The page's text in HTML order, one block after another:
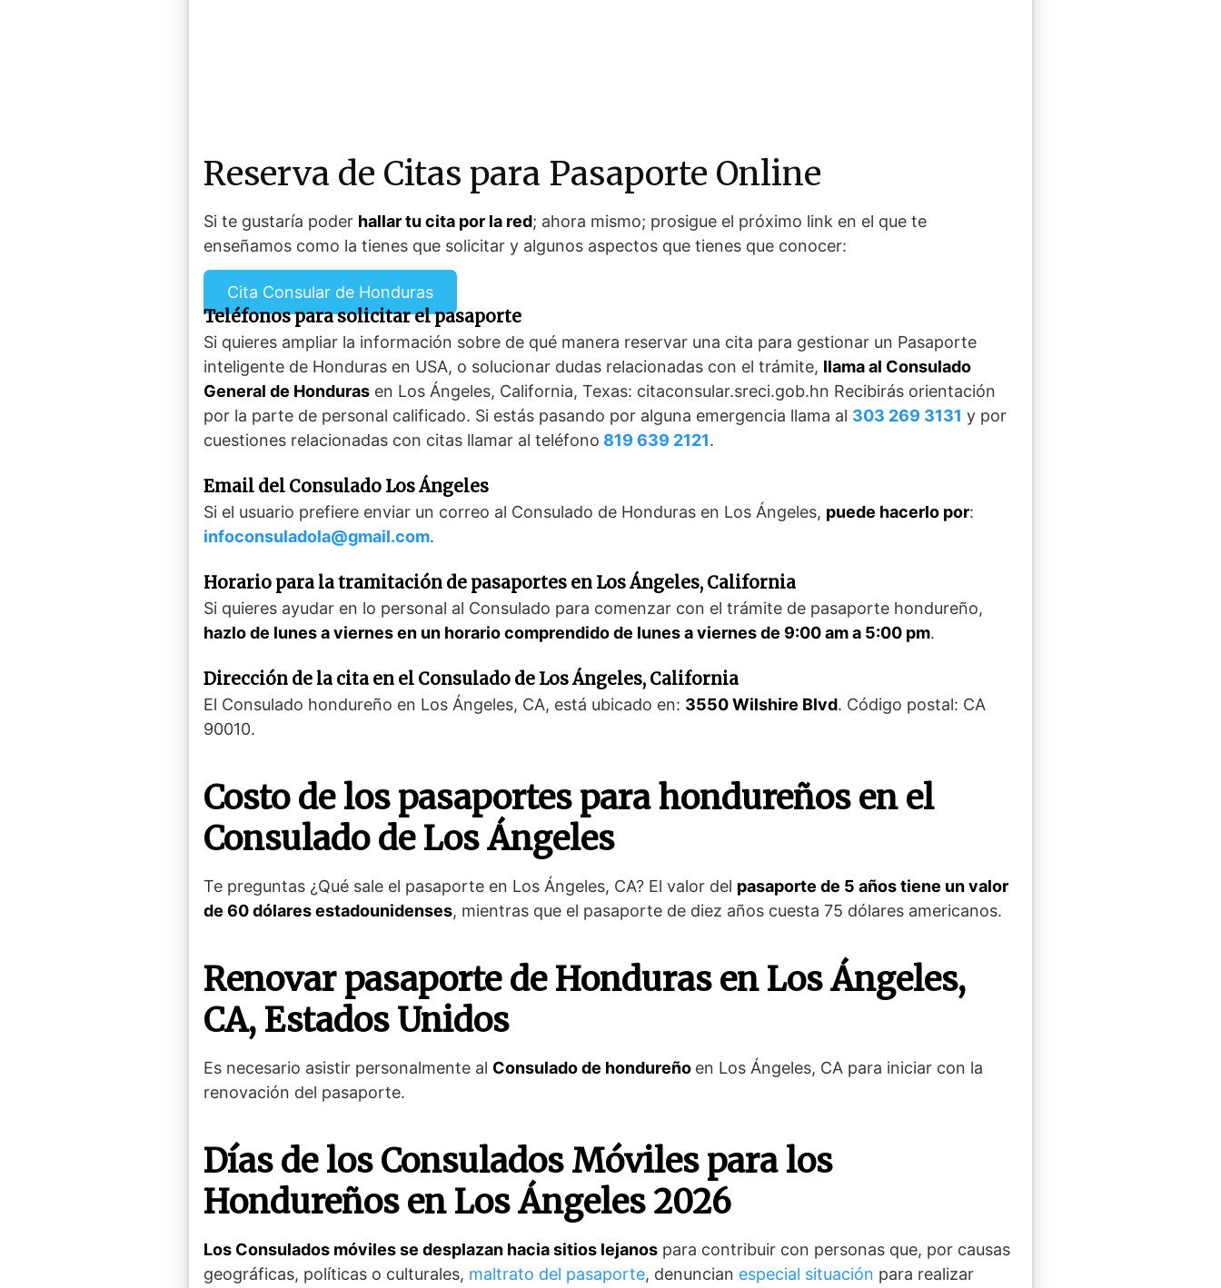
Reserva de Citas para Pasaporte Online
Si te gustaría poder hallar tu cita por la red; ahora mismo; prosigue el próximo link en el que te
enseñamos como la tienes que solicitar y algunos aspectos que tienes que conocer:
Cita Consular de Honduras
Teléfonos para solicitar el pasaporte
Si quieres ampliar la información sobre de qué manera reservar una cita para gestionar un Pasaporte
inteligente de Honduras en USA, o solucionar dudas relacionadas con el trámite, llama al Consulado
General de Honduras en Los Ángeles, California, Texas: citaconsular.sreci.gob.hn Recibirás orientación
por la parte de personal calificado. Si estás pasando por alguna emergencia llama al 303 269 3131 y por
cuestiones relacionadas con citas llamar al teléfono 819 639 2121.
Email del Consulado Los Ángeles
Si el usuario prefiere enviar un correo al Consulado de Honduras en Los Ángeles, puede hacerlo por:
infoconsuladola@gmail.com.
Horario para la tramitación de pasaportes en Los Ángeles, California
Si quieres ayudar en lo personal al Consulado para comenzar con el trámite de pasaporte hondureño,
hazlo de lunes a viernes en un horario comprendido de lunes a viernes de 9:00 am a 5:00 pm.
Dirección de la cita en el Consulado de Los Ángeles, California
El Consulado hondureño en Los Ángeles, CA, está ubicado en: 3550 Wilshire Blvd. Código postal: CA
90010.
Costo de los pasaportes para hondureños en el
Consulado de Los Ángeles
Te preguntas ¿Qué sale el pasaporte en Los Ángeles, CA? El valor del pasaporte de 5 años tiene un valor
de 60 dólares estadounidenses, mientras que el pasaporte de diez años cuesta 75 dólares americanos.
Renovar pasaporte de Honduras en Los Ángeles,
CA, Estados Unidos
Es necesario asistir personalmente al Consulado de hondureño en Los Ángeles, CA para iniciar con la
renovación del pasaporte.
Días de los Consulados Móviles para los
Hondureños en Los Ángeles 2026
Los Consulados móviles se desplazan hacia sitios lejanos para contribuir con personas que, por causas
geográficas, políticas o culturales, maltrato del pasaporte, denuncian especial situación para realizar